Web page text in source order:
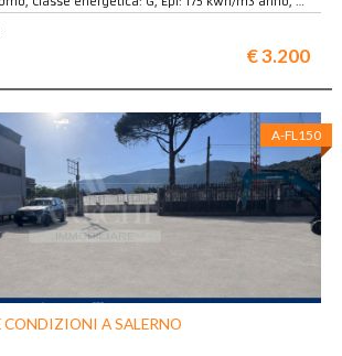
€ 3.200
A-FL150
A SALERNO